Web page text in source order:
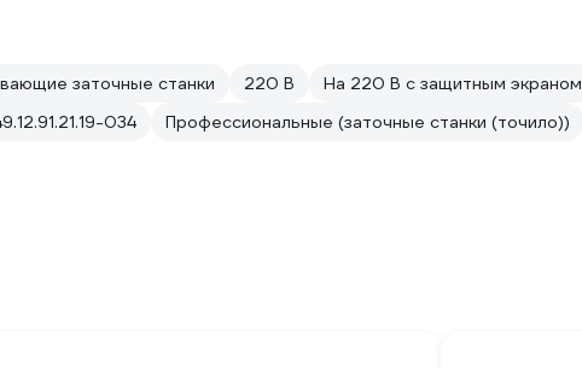
заточные станки 220 В На 220 В с защитным экраном
034
Профессиональные (заточные станки (точило))